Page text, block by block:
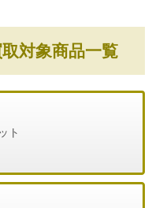
対象商品一覧
ト